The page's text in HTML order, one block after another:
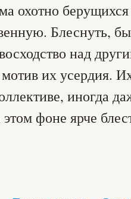
охотно
Блеснуть,
над
их усердия.
иногда
фоне ярче